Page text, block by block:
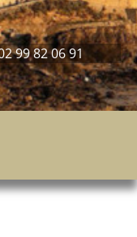
99 82 06 91